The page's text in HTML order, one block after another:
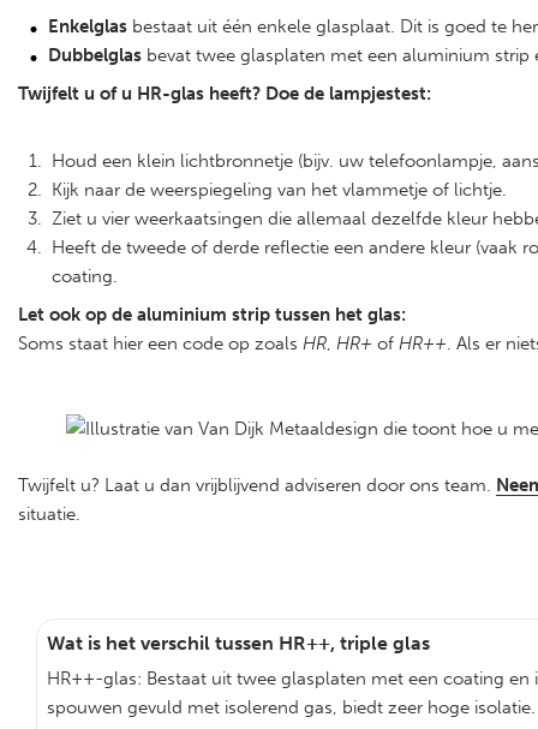
Enkelglas bestaat uit één enkele glasplaat. Dit is goed te
Dubbelglas bevat twee glasplaten met een aluminium
Twijfelt u of u HR-glas heeft? Doe de lampjestest:
Houd een klein lichtbronnetje (bijv. uw telefoonlampje,
Kijk naar de weerspiegeling van het vlammetje of lichtje.
Ziet u vier weerkaatsingen die allemaal dezelfde kleur
Heeft de tweede of derde reflectie een andere kleur (vaak
coating.
Let ook op de aluminium strip tussen het glas:
Soms staat hier een code op zoals HR, HR+ of HR++. Als er
Twijfelt u? Laat u dan vrijblijvend adviseren door ons team.
situatie.
Wat is het verschil tussen HR++, triple glas
HR++-glas: Bestaat uit twee glasplaten met een coating
spouwen gevuld met isolerend gas, biedt zeer hoge isolatie.